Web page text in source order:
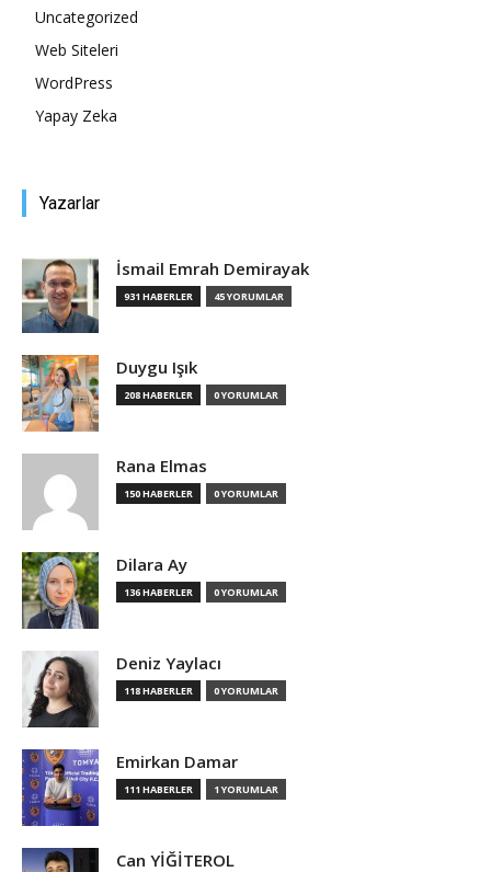
Uncategorized
Web Siteleri
WordPress
Yapay Zeka
Yazarlar
İsmail Emrah Demirayak
931 HABERLER 45 YORUMLAR
Duygu Işık
208 HABERLER 0 YORUMLAR
Rana Elmas
150 HABERLER 0 YORUMLAR
Dilara Ay
136 HABERLER 0 YORUMLAR
Deniz Yaylacı
118 HABERLER 0 YORUMLAR
Emirkan Damar
111 HABERLER 1 YORUMLAR
Can YİĞİTEROL